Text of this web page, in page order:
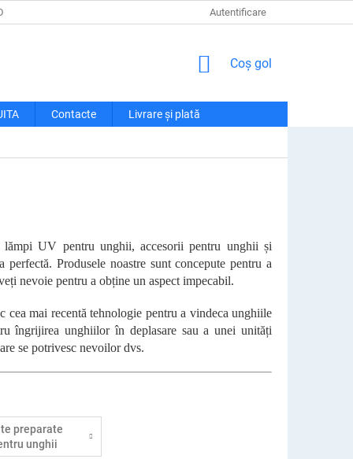
CONFIDENȚIALITATE LIVRARE ȘI PLATĂ RECLAMAȚII ȘI
Autentificare
COŞ
CUMPĂRĂTURI
Coş gol
Contacte Livrare și plată
UV pentru unghii, accesorii pentru unghii și
Produsele noastre sunt concepute pentru a
nevoie pentru a obține un aspect impecabil.
mai recentă tehnologie pentru a vindeca unghiile
îngrijirea unghiilor în deplasare sau a unei unități
se potrivesc nevoilor dvs.
preparate
unghii